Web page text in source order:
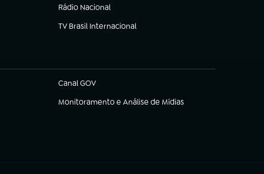
Rádio Nacional
TV Brasil Internacional
(abre em nova aba)
Canal GOV
(abre em nova aba)
Monitoramento e Análise de Mídias
(abre em nova aba)